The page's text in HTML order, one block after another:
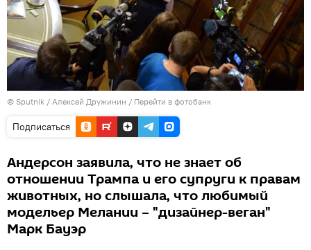
© Sputnik / Алексей Дружинин / Перейти в фотобанк
Подписаться
Андерсон заявила, что не знает об
отношении Трампа и его супруги к правам
животных, но слышала, что любимый
модельер Мелании – "дизайнер-веган"
Марк Бауэр